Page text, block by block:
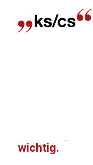
wichtig.